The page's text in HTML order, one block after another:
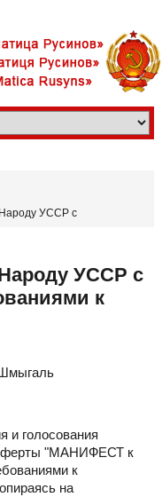
УССР с
УССР с
к
и голосования
оферты "МАНИФЕСТ к
к
на